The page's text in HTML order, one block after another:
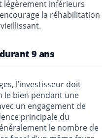
légèrement inférieurs
la réhabilitation
9 ans
l’investisseur doit
le bien pendant une
un engagement de
principale du
le nombre de